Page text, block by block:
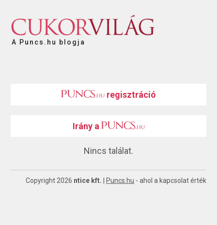
A Puncs.hu blogja
regisztráció
Irány a
Nincs találat.
Copyright 2026 ntice kft. Puncs.hu - ahol a kapcsolat érték